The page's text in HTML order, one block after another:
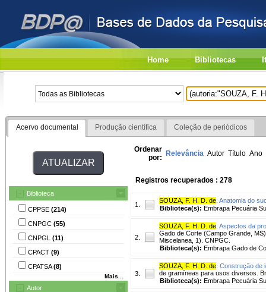
Home Bibliotecas
Acervo documental Produção científica Coleção de periódicos
Biblioteca
CPPSE (214)
CNPGC (55)
CNPGL (11)
CPACT (9)
CPATSA(8)
Mais...
Autor
Ordenar
por: Relevância Autor Título Ano
Registros recuperados : 278
1.
SOUZA, F. H. D. de Anatomia do
Biblioteca(s): Embrapa Pecuária
2.
SOUZA, F. H. D. de Aspectos da
Gado de Corte (Campo Grande,
Miscelanea, 1). CNPGC.
Biblioteca(s): Embrapa Gado de
3.
SOUZA, F. H. D. de Construção de
de gramíneas para usos diversos.
Biblioteca(s): Embrapa Pecuária